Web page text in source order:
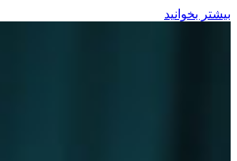
بیشتر بخوانید